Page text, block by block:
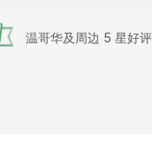
温哥华及周边 5 星好评